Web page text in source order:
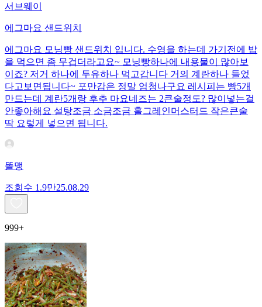
서브웨이
에그마요 샌드위치
에그마요 모닝빵 샌드위치 입니다. 수영을 하는데 가기전에 밥
을 먹으면 좀 무겁더라고요~ 모닝빵하나에 내용물이 많아보
이죠? 저거 하나에 두유하나 먹고갑니다 거의 계란하나 들었
다고보면됩니다~ 포만감은 정말 엄청나구요 레시피는 빵5개
만드는데 계란5개랑 후추 마요네즈는 2큰술정도? 많이넣는걸
안좋아해요 설탕조금 소금조금 홀그레인머스터드 작은큰술
딱 요렇게 넣으면 됩니다.
똘맹
조회수 1.9만25.08.29
999+